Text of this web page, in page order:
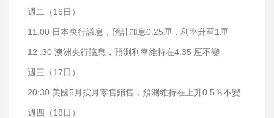
週二（16日）
11:00 日本央行議息，預計加息0.25厘，利率升至1厘
12 :30 澳洲央行議息，預測利率維持在4.35 厘不變
週三（17日）
20:30 美國5月按月零售銷售，預測維持在上升0.5％不變
週四（18日）